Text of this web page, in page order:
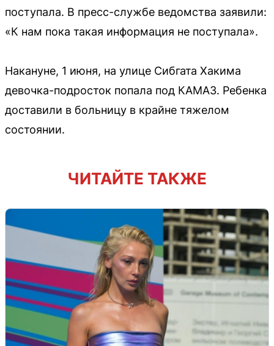
поступала. В пресс-службе ведомства заявили:
«К нам пока такая информация не поступала».
Накануне, 1 июня, на улице Сибгата Хакима
девочка-подросток попала под КАМАЗ. Ребенка
доставили в больницу в крайне тяжелом
состоянии.
ЧИТАЙТЕ ТАКЖЕ